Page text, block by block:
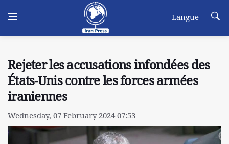
Langue
Rejeter les accusations infondées des
États-Unis contre les forces armées
iraniennes
Wednesday, 07 February 2024 07:53